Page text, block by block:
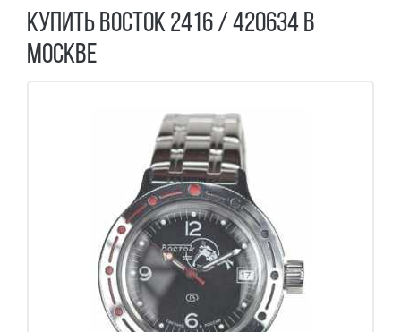
КУПИТЬ ВОСТОК 2416 / 420634 В
МОСКВЕ